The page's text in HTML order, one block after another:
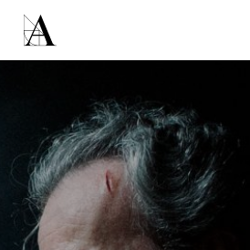
ÚNETE A LA ACADEMIA DE